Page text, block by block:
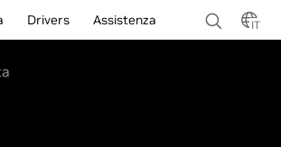
Drivers Assistenza IT